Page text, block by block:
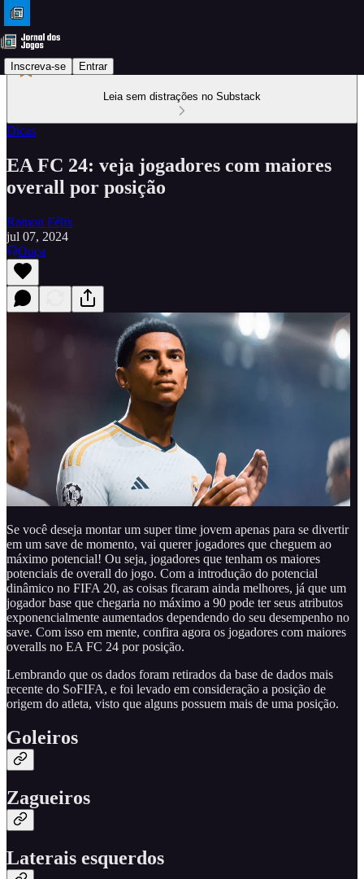
Inscreva-se Entrar
Leia sem distrações no Substack
Dicas
EA FC 24: veja jogadores com maiores
overall por posição
Ramon Félix
jul 07, 2024
Ouça
Se você deseja montar um super time jovem apenas para se divertir
em um save de momento, vai querer jogadores que cheguem ao
máximo potencial! Ou seja, jogadores que tenham os maiores
potenciais de overall do jogo. Com a introdução do potencial
dinâmico no FIFA 20, as coisas ficaram ainda melhores, já que um
jogador base que chegaria no máximo a 90 pode ter seus atributos
exponencialmente aumentados dependendo do seu desempenho no
save. Com isso em mente, confira agora os jogadores com maiores
overalls no EA FC 24 por posição.
Lembrando que os dados foram retirados da base de dados mais
recente do SoFIFA, e foi levado em consideração a posição de
origem do atleta, visto que alguns possuem mais de uma posição.
Goleiros
Zagueiros
Laterais esquerdos